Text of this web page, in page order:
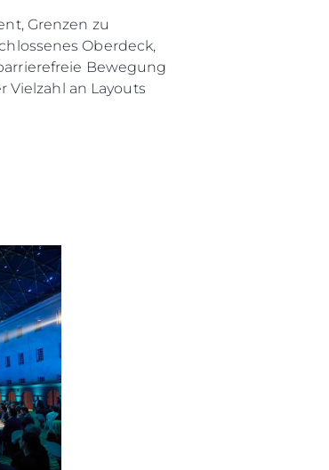
Grenzen zu
Oberdeck,
Bewegung
Vielzahl an Layouts